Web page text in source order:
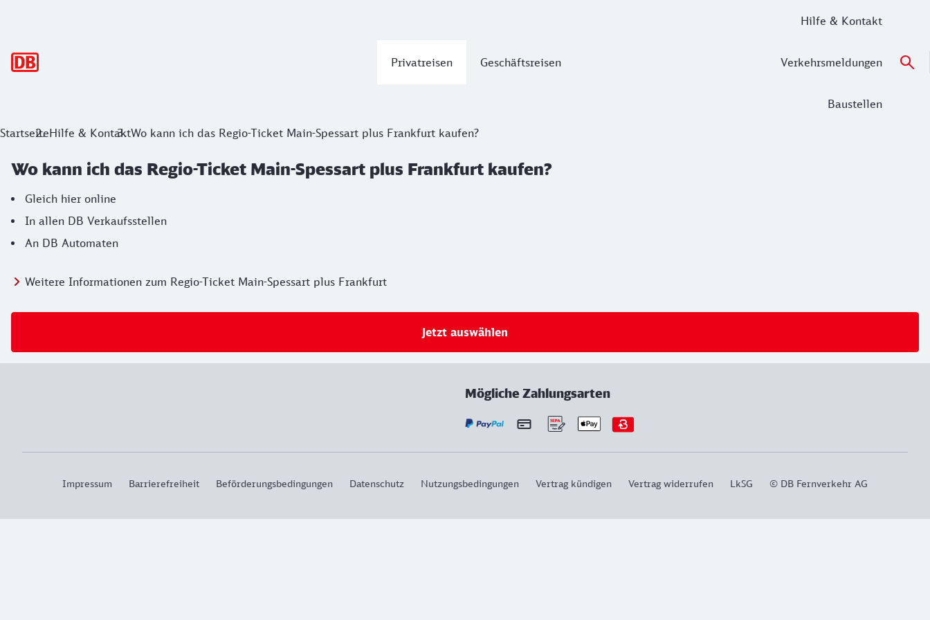
Privatreisen Geschäftsreisen
Hilfe & Kontakt
Verkehrsmeldungen
Baustellen
StartseiteHilfe & KontaktWo kann ich das Regio-Ticket Main-Spessart plus Frankfurt kaufen?
Wo kann ich das Regio-Ticket Main-Spessart plus Frankfurt kaufen?
Gleich hier online
In allen DB Verkaufsstellen
An DB Automaten
Weitere Informationen zum Regio-Ticket Main-Spessart plus Frankfurt
Jetzt auswählen
Mögliche Zahlungsarten
Impressum Barrierefreiheit Beförderungsbedingungen Datenschutz Nutzungsbedingungen Vertrag kündigen Vertrag widerrufen LkSG © DB Fernverkehr AG